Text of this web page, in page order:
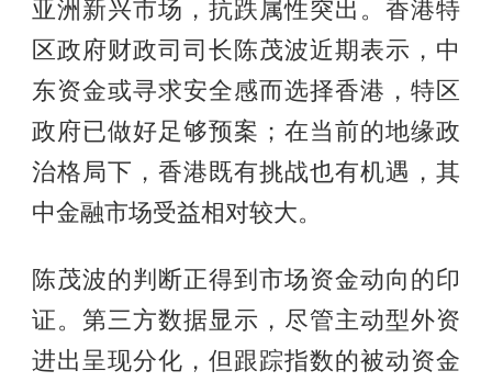
亚洲新兴市场，抗跌属性突出。香港特
区政府财政司司长陈茂波近期表示，中
东资金或寻求安全感而选择香港，特区
政府已做好足够预案；在当前的地缘政
治格局下，香港既有挑战也有机遇，其
中金融市场受益相对较大。
陈茂波的判断正得到市场资金动向的印
证。第三方数据显示，尽管主动型外资
进出呈现分化，但跟踪指数的被动资金